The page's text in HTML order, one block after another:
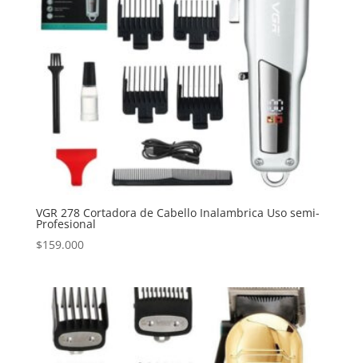
VGR 278 Cortadora de Cabello Inalambrica Uso semi-
Profesional
$159.000